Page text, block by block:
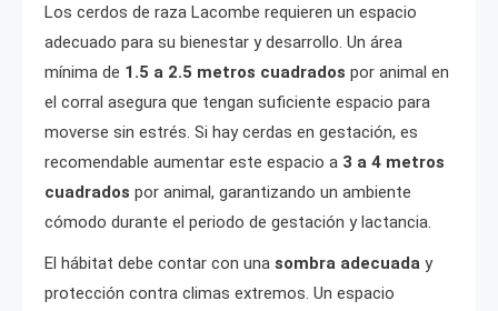
Los cerdos de raza Lacombe requieren un espacio
adecuado para su bienestar y desarrollo. Un área
mínima de 1.5 a 2.5 metros cuadrados por animal en
el corral asegura que tengan suficiente espacio para
moverse sin estrés. Si hay cerdas en gestación, es
recomendable aumentar este espacio a 3 a 4 metros
cuadrados por animal, garantizando un ambiente
cómodo durante el periodo de gestación y lactancia.
El hábitat debe contar con una sombra adecuada y
protección contra climas extremos. Un espacio